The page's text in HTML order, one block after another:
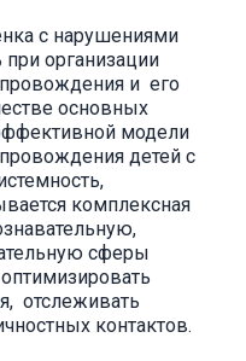
с нарушениями
организации
и его
основных
модели
детей с
комплексная
сферы
отслеживать
контактов.